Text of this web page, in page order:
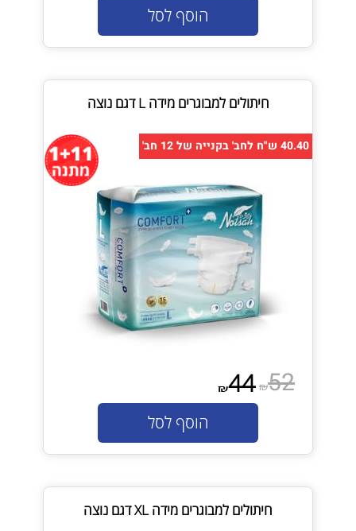
הוסף לסל
חיתולים למבוגרים מידה L דגם נוצה
40.40 ש"ח לחב' בקנייה של 12 חב'
₪52
₪44
הוסף לסל
חיתולים למבוגרים מידה XL דגם נוצה